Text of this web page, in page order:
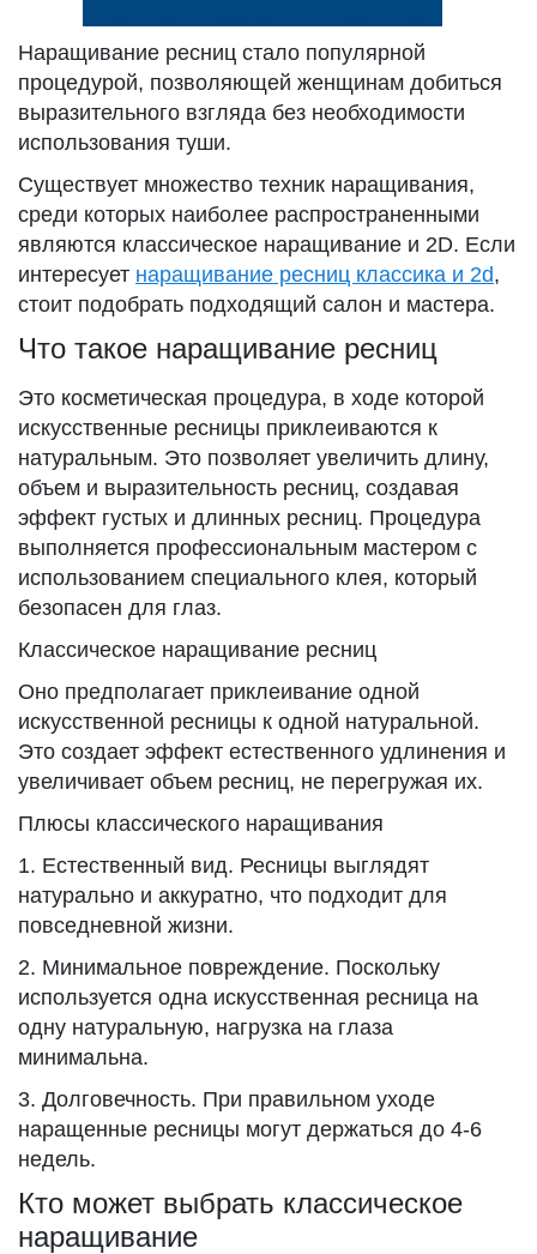
Наращивание ресниц стало популярной
процедурой, позволяющей женщинам добиться
выразительного взгляда без необходимости
использования туши.
Существует множество техник наращивания,
среди которых наиболее распространенными
являются классическое наращивание и 2D. Если
интересует наращивание ресниц классика и 2d,
стоит подобрать подходящий салон и мастера.
Что такое наращивание ресниц
Это косметическая процедура, в ходе которой
искусственные ресницы приклеиваются к
натуральным. Это позволяет увеличить длину,
объем и выразительность ресниц, создавая
эффект густых и длинных ресниц. Процедура
выполняется профессиональным мастером с
использованием специального клея, который
безопасен для глаз.
Классическое наращивание ресниц
Оно предполагает приклеивание одной
искусственной ресницы к одной натуральной.
Это создает эффект естественного удлинения и
увеличивает объем ресниц, не перегружая их.
Плюсы классического наращивания
1. Естественный вид. Ресницы выглядят
натурально и аккуратно, что подходит для
повседневной жизни.
2. Минимальное повреждение. Поскольку
используется одна искусственная ресница на
одну натуральную, нагрузка на глаза
минимальна.
3. Долговечность. При правильном уходе
наращенные ресницы могут держаться до 4-6
недель.
Кто может выбрать классическое
наращивание